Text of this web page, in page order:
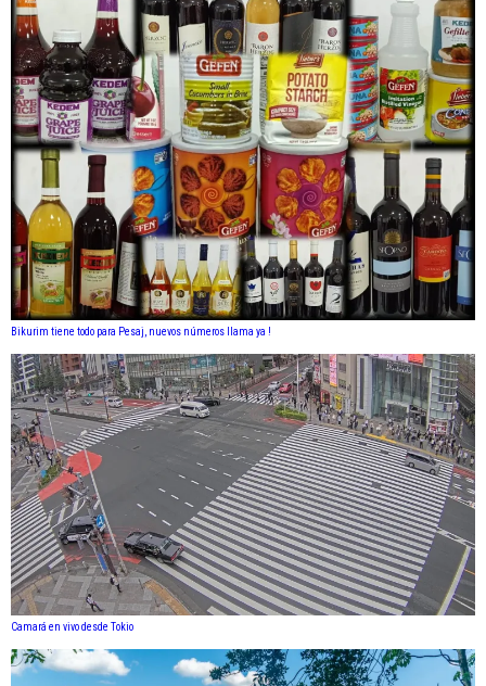
Bikurim tiene todo para Pesaj, nuevos números llama ya !
Camará en vivo desde Tokio